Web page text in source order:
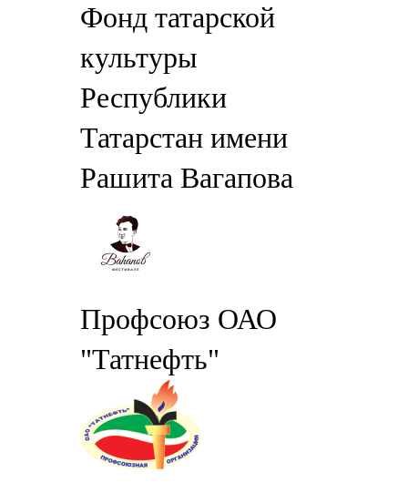
Фонд татарской
культуры
Республики
Татарстан имени
Рашита Вагапова
Профсоюз ОАО
"Татнефть"